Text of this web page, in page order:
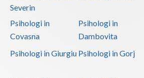
Severin
Psihologi in
Covasna
Psihologi in
Dambovita
Psihologi in Giurgiu Psihologi in Gorj